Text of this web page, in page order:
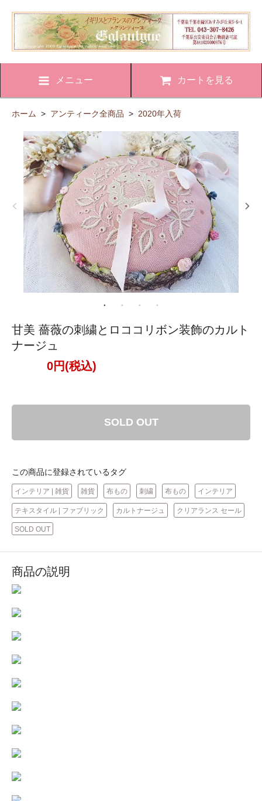
メニュー カートを見る
ホーム > アンティーク全商品 > 2020年入荷
甘美 薔薇の刺繍とロココリボン装飾のカルト
ナージュ
0円(税込)
SOLD OUT
この商品に登録されているタグ
インテリア | 雑貨 雑貨 布もの 刺繍 布もの インテリア
テキスタイル | ファブリック カルトナージュ クリアランス セール
SOLD OUT
商品の説明